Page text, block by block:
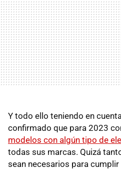
Y todo ello teniendo en
confirmado que para 2023
modelos con algún tipo de
todas sus marcas. Quizá
sean necesarios para